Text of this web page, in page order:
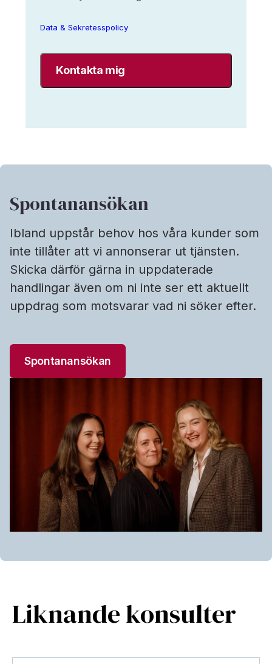
AB
mina
uppgifter
enligt
Interim
&
Data & Sekretesspolicy
Spontanansökan
Ibland uppstår behov hos våra kunder som
inte tillåter att vi annonserar ut tjänsten.
Skicka därför gärna in uppdaterade
handlingar även om ni inte ser ett aktuellt
uppdrag som motsvarar vad ni söker efter.
Spontanansökan
Liknande konsulter